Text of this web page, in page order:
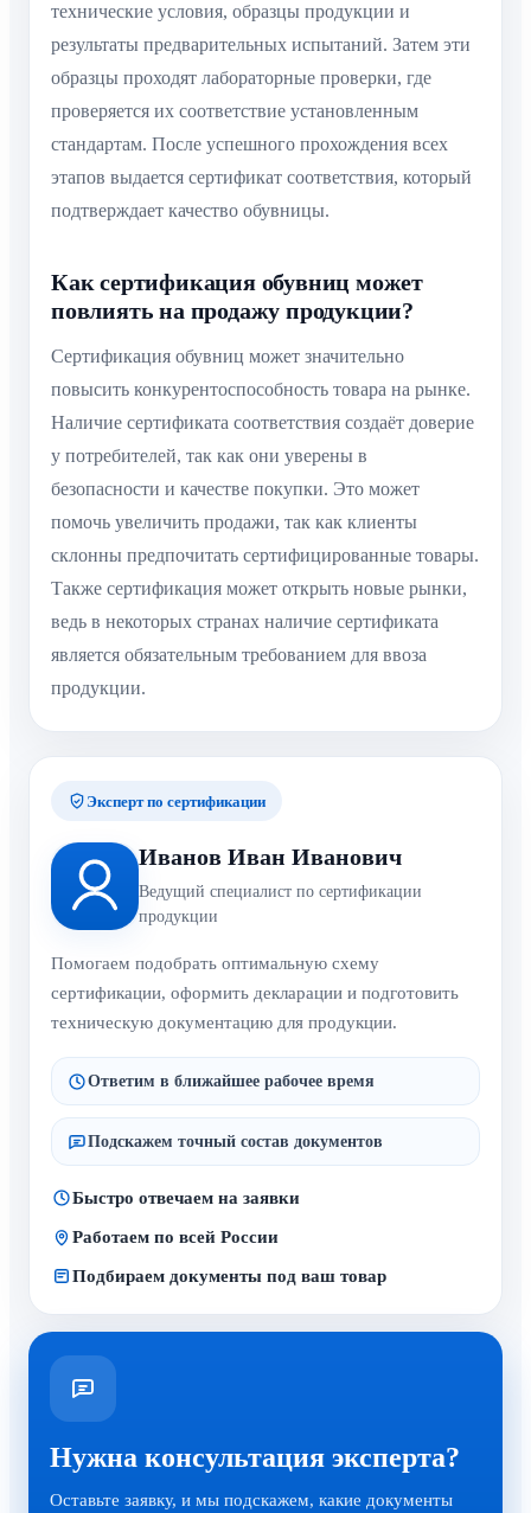
технические условия, образцы продукции и
результаты предварительных испытаний. Затем эти
образцы проходят лабораторные проверки, где
проверяется их соответствие установленным
стандартам. После успешного прохождения всех
этапов выдается сертификат соответствия, который
подтверждает качество обувницы.
Как сертификация обувниц может
повлиять на продажу продукции?
Сертификация обувниц может значительно
повысить конкурентоспособность товара на рынке.
Наличие сертификата соответствия создаёт доверие
у потребителей, так как они уверены в
безопасности и качестве покупки. Это может
помочь увеличить продажи, так как клиенты
склонны предпочитать сертифицированные товары.
Также сертификация может открыть новые рынки,
ведь в некоторых странах наличие сертификата
является обязательным требованием для ввоза
продукции.
Эксперт по сертификации
Иванов Иван Иванович
Ведущий специалист по сертификации
продукции
Помогаем подобрать оптимальную схему
сертификации, оформить декларации и подготовить
техническую документацию для продукции.
Ответим в ближайшее рабочее время
Подскажем точный состав документов
Быстро отвечаем на заявки
Работаем по всей России
Подбираем документы под ваш товар
Нужна консультация эксперта?
Оставьте заявку, и мы подскажем, какие документы